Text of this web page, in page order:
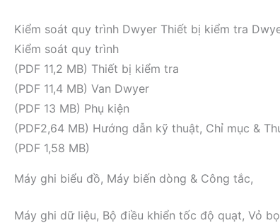
Kiểm soát quy trình Dwyer Thiết bị kiểm tra
Kiểm soát quy trình
(PDF 11,2 MB) Thiết bị kiểm tra
(PDF 11,4 MB) Van Dwyer
(PDF 13 MB) Phụ kiện
(PDF2,64 MB) Hướng dẫn kỹ thuật, Chỉ mục &
(PDF 1,58 MB)
Máy ghi biểu đồ, Máy biến dòng & Công tắc,
Máy ghi dữ liệu, Bộ điều khiển tốc độ quạt, Vỏ